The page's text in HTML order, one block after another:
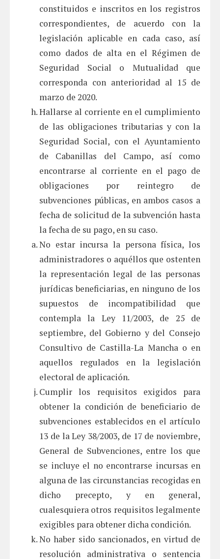
constituidos e inscritos en los registros
correspondientes, de acuerdo con la
legislación aplicable en cada caso, así
como dados de alta en el Régimen de
Seguridad Social o Mutualidad que
corresponda con anterioridad al 15 de
marzo de 2020.
Hallarse al corriente en el cumplimiento
de las obligaciones tributarias y con la
Seguridad Social, con el Ayuntamiento
de Cabanillas del Campo, así como
encontrarse al corriente en el pago de
obligaciones por reintegro de
subvenciones públicas, en ambos casos a
fecha de solicitud de la subvención hasta
la fecha de su pago, en su caso.
No estar incursa la persona física, los
administradores o aquéllos que ostenten
la representación legal de las personas
jurídicas beneficiarias, en ninguno de los
supuestos de incompatibilidad que
contempla la Ley 11/2003, de 25 de
septiembre, del Gobierno y del Consejo
Consultivo de Castilla-La Mancha o en
aquellos regulados en la legislación
electoral de aplicación.
Cumplir los requisitos exigidos para
obtener la condición de beneficiario de
subvenciones establecidos en el artículo
13 de la Ley 38/2003, de 17 de noviembre,
General de Subvenciones, entre los que
se incluye el no encontrarse incursas en
alguna de las circunstancias recogidas en
dicho precepto, y en general,
cualesquiera otros requisitos legalmente
exigibles para obtener dicha condición.
No haber sido sancionados, en virtud de
resolución administrativa o sentencia